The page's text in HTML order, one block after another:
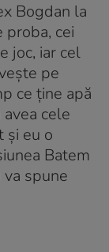
Bogdan la
proba, cei
joc, iar cel
pe
ce ține apă
cele
și eu o
Batem
va spune